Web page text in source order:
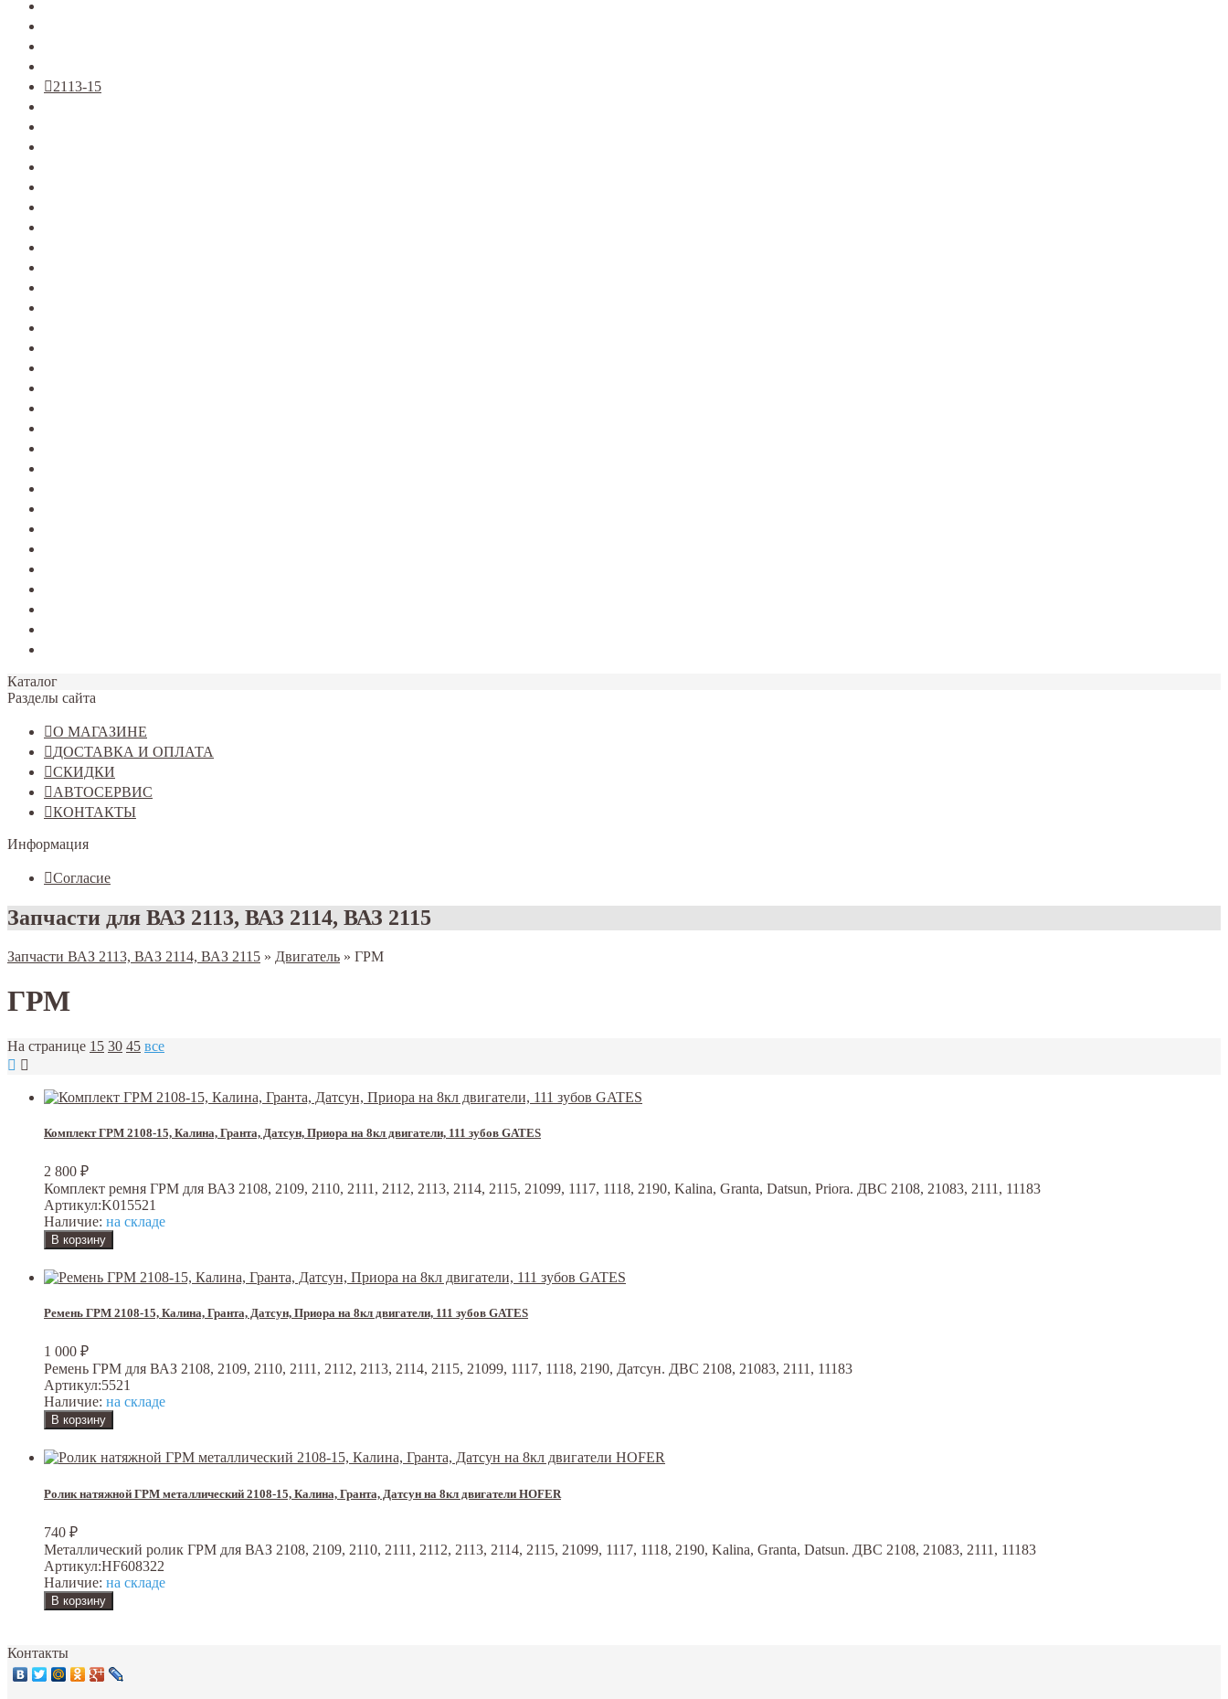
2113-15
Каталог
Разделы сайта
О МАГАЗИНЕ
ДОСТАВКА И ОПЛАТА
СКИДКИ
АВТОСЕРВИС
КОНТАКТЫ
Информация
Согласие
Запчасти для ВАЗ 2113, ВАЗ 2114, ВАЗ 2115
Запчасти ВАЗ 2113, ВАЗ 2114, ВАЗ 2115 » Двигатель » ГРМ
ГРМ
На странице 15 30 45 все
Комплект ГРМ 2108-15, Калина, Гранта, Датсун, Приора на 8кл двигатели, 111 зубов GATES
2 800 ₽
Комплект ремня ГРМ для ВАЗ 2108, 2109, 2110, 2111, 2112, 2113, 2114, 2115, 21099, 1117, 1118, 2190, Kalina, Granta, Datsun, Priora. ДВС 2108, 21083, 2111, 11183
Артикул:K015521
Наличие: на складе
Ремень ГРМ 2108-15, Калина, Гранта, Датсун, Приора на 8кл двигатели, 111 зубов GATES
1 000 ₽
Ремень ГРМ для ВАЗ 2108, 2109, 2110, 2111, 2112, 2113, 2114, 2115, 21099, 1117, 1118, 2190, Датсун. ДВС 2108, 21083, 2111, 11183
Артикул:5521
Наличие: на складе
Ролик натяжной ГРМ металлический 2108-15, Калина, Гранта, Датсун на 8кл двигатели HOFER
740 ₽
Металлический ролик ГРМ для ВАЗ 2108, 2109, 2110, 2111, 2112, 2113, 2114, 2115, 21099, 1117, 1118, 2190, Kalina, Granta, Datsun. ДВС 2108, 21083, 2111, 11183
Артикул:HF608322
Наличие: на складе
Контакты